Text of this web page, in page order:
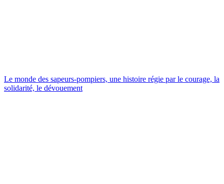
Le monde des sapeurs-pompiers, une histoire régie par le courage, la
solidarité, le dévouement